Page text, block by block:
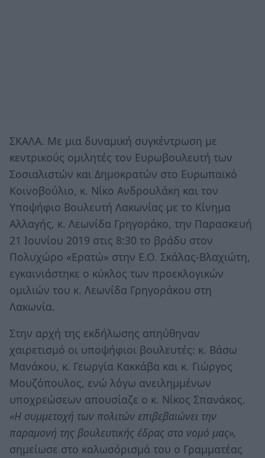
ΣΚΑΛΑ. Με μια δυναμική συγκέντρωση με
κεντρικούς ομιλητές τον Ευρωβουλευτή των
Σοσιαλιστών και Δημοκρατών στο Ευρωπαϊκό
Κοινοβούλιο, κ. Νίκο Ανδρουλάκη και τον
Υποψήφιο Βουλευτή Λακωνίας με το Κίνημα
Αλλαγής, κ. Λεωνίδα Γρηγοράκο, την Παρασκευή
21 Ιουνίου 2019 στις 8:30 το βράδυ στον
Πολυχώρο «Ερατώ» στην Ε.Ο. Σκάλας-Βλαχιώτη,
εγκαινιάστηκε ο κύκλος των προεκλογικών
ομιλιών του κ. Λεωνίδα Γρηγοράκου στη
Λακωνία.
Στην αρχή της εκδήλωσης απηύθηναν
χαιρετισμό οι υποψήφιοι βουλευτές: κ. Βάσω
Μανάκου, κ. Γεωργία Κακκάβα και κ. Γιώργος
Μουζόπουλος, ενώ λόγω ανειλημμένων
υποχρεώσεων απουσίαζε ο κ. Νίκος Σπανάκος.
«Η συμμετοχή των πολιτών επιβεβαιώνει την
παραμονή της βουλευτικής έδρας στο νομό μας»,
σημείωσε στο καλωσόρισμά του ο Γραμματέας